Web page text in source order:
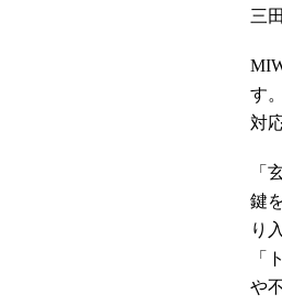
三
す
対
「
鍵
り
「
や